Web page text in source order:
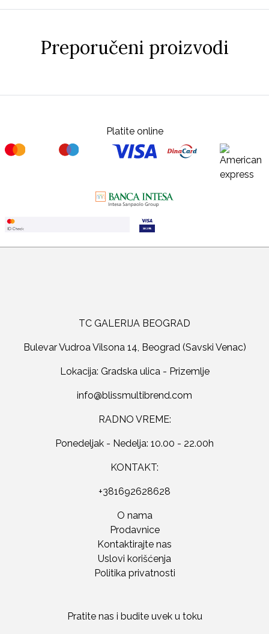
Preporučeni proizvodi
Platite online
TC GALERIJA BEOGRAD
Bulevar Vudroa Vilsona 14, Beograd (Savski Venac)
Lokacija: Gradska ulica - Prizemlje
RADNO VREME:
Ponedeljak - Nedelja: 10.00 - 22.00h
KONTAKT:
+381692628628
O nama
Prodavnice
Kontaktirajte nas
Uslovi korišćenja
Politika privatnosti
Pratite nas i budite uvek u toku